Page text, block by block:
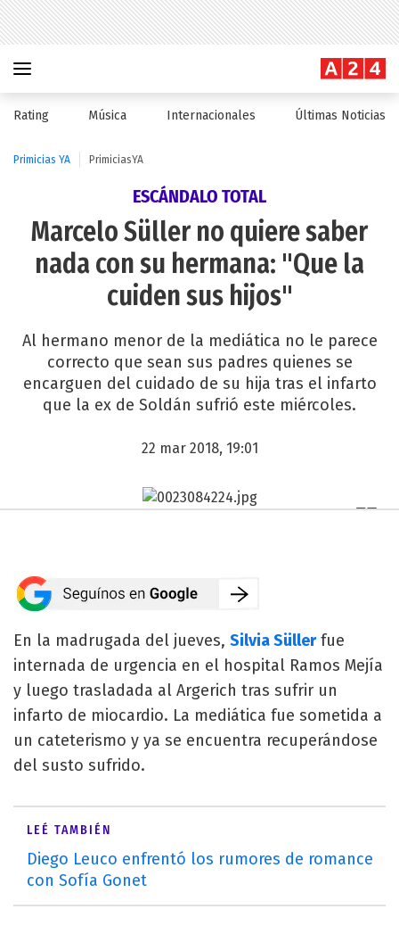
Rating Música Internacionales Últimas Noticias
Primicias YA PrimiciasYA
ESCÁNDALO TOTAL
Marcelo Süller no quiere saber
nada con su hermana: "Que la
cuiden sus hijos"
Al hermano menor de la mediática no le parece
correcto que sean sus padres quienes se
encarguen del cuidado de su hija tras el infarto
que la ex de Soldán sufrió este miércoles.
22 mar 2018, 19:01
En la madrugada del jueves, Silvia Süllerfue
internada de urgencia en el hospital Ramos Mejía
y luego trasladada al Argerich tras sufrir un
infarto de miocardio. La mediática fue sometida a
un cateterismo y ya se encuentra recuperándose
del susto sufrido.
LEÉ TAMBIÉN
Diego Leuco enfrentó los rumores de romance
con Sofía Gonet